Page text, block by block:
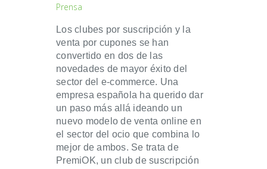
Prensa
Los clubes por suscripción y la
venta por cupones se han
convertido en dos de las
novedades de mayor éxito del
sector del e-commerce. Una
empresa española ha querido dar
un paso más allá ideando un
nuevo modelo de venta online en
el sector del ocio que combina lo
mejor de ambos. Se trata de
PremiOK, un club de suscripción